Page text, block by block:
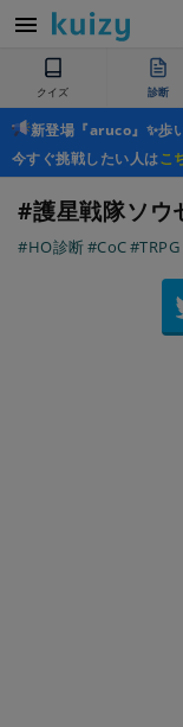
クイズ 診断
新登場『aruco』✨歩
今すぐ挑戦したい人はこ
#護星戦隊ソウ
#HO診断#CoC#TRPG